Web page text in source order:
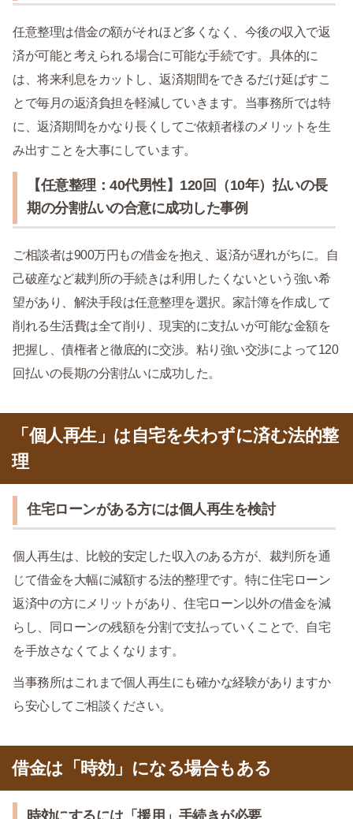
任意整理は借金の額がそれほど多くなく、今後の収入で返
済が可能と考えられる場合に可能な手続です。具体的に
は、将来利息をカットし、返済期間をできるだけ延ばすこ
とで毎月の返済負担を軽減していきます。当事務所では特
に、返済期間をかなり長くしてご依頼者様のメリットを生
み出すことを大事にしています。
【任意整理：40代男性】120回（10年）払いの長
期の分割払いの合意に成功した事例
ご相談者は900万円もの借金を抱え、返済が遅れがちに。自
己破産など裁判所の手続きは利用したくないという強い希
望があり、解決手段は任意整理を選択。家計簿を作成して
削れる生活費は全て削り、現実的に支払いが可能な金額を
把握し、債権者と徹底的に交渉。粘り強い交渉によって120
回払いの長期の分割払いに成功した。
「個人再生」は自宅を失わずに済む法的整
理
住宅ローンがある方には個人再生を検討
個人再生は、比較的安定した収入のある方が、裁判所を通
じて借金を大幅に減額する法的整理です。特に住宅ローン
返済中の方にメリットがあり、住宅ローン以外の借金を減
らし、同ローンの残額を分割で支払っていくことで、自宅
を手放さなくてよくなります。
当事務所はこれまで個人再生にも確かな経験がありますか
ら安心してご相談ください。
借金は「時効」になる場合もある
時効にするには「援用」手続きが必要